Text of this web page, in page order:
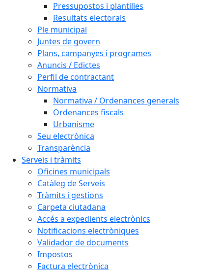
Pressupostos i plantilles
Resultats electorals
Ple municipal
Juntes de govern
Plans, campanyes i programes
Anuncis / Edictes
Perfil de contractant
Normativa
Normativa / Ordenances generals
Ordenances fiscals
Urbanisme
Seu electrònica
Transparència
Serveis i tràmits
Oficines municipals
Catàleg de Serveis
Tràmits i gestions
Carpeta ciutadana
Accés a expedients electrònics
Notificacions electròniques
Validador de documents
Impostos
Factura electrònica